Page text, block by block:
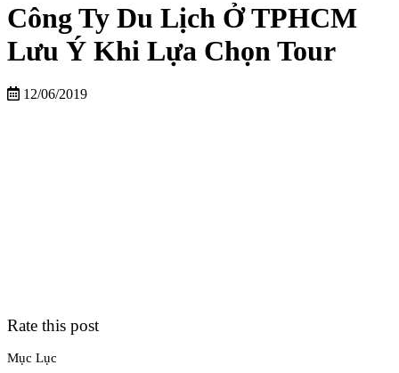
Công Ty Du Lịch Ở TPHCM
Lưu Ý Khi Lựa Chọn Tour
12/06/2019
Rate this post
Mục Lục